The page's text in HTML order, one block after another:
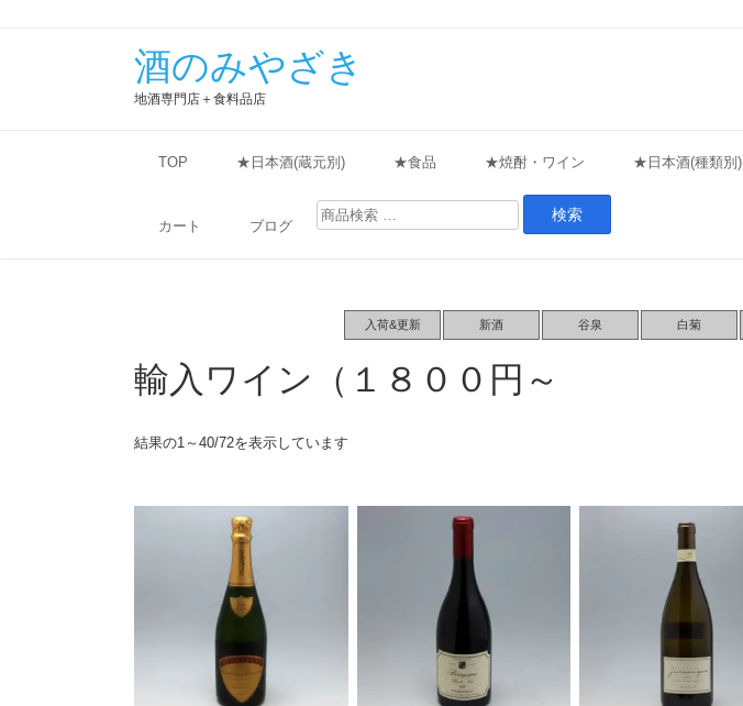
酒のみやざき
地酒専門店＋食料品店
TOP ★日本酒(蔵元別) ★食品 ★焼酎・ワイン ★日本酒(種類別)
カート ブログ
検
索
入荷&更新 新酒 谷泉 白菊
輸入ワイン（１８００円～
結果の1～40/72を表示しています